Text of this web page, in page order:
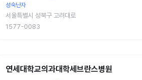
성숙난자
서울특별시 성북구 고려대로
1577-0083
연세대학교의과대학세브란스병원